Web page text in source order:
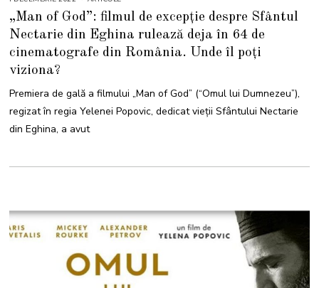
E
E
B
R
0
2
„Man of God”: filmul de excepție despre Sfântul
Nectarie din Eghina rulează deja în 64 de
cinematografe din România. Unde îl poți
viziona?
Premiera de gală a filmului „Man of God” (“Omul lui Dumnezeu”),
regizat în regia Yelenei Popovic, dedicat vieţii Sfântului Nectarie
din Eghina, a avut